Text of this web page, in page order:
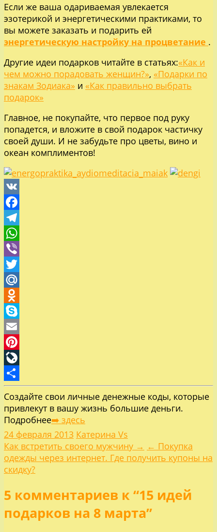
Если же ваша одариваемая увлекается
эзотерикой и энергетическими практиками, то
вы можете заказать и подарить ей
энергетическую настройку на процветание .
Другие идеи подарков читайте в статьях:«Как и
чем можно порадовать женщин?», «Подарки по
знакам Зодиака» и «Как правильно выбрать
подарок»
Главное, не покупайте, что первое под руку
попадется, и вложите в свой подарок частичку
своей души. И не забудьте про цветы, вино и
океан комплиментов!
VK
Facebook
Telegram
WhatsApp
Viber
Twitter
Mail.Ru
Odnoklassniki
Skype
Email
Pinterest
LiveJournal
Отправить
Создайте свои личные денежные коды, которые
привлекут в вашу жизнь большие деньги.
Подробнее➡️ здесь
24 февраля 2013 Катерина Vs
Навигация
по
записям
Как встретить своего мужчину → ← Покупка
одежды через интернет. Где получить купоны на
скидку?
5 комментариев к “15 идей
подарков на 8 марта”